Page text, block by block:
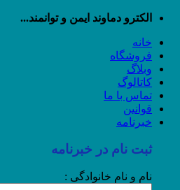
پرش
محتوا
الکترو دماوند ایمن و توانمند...
خانه
فروشگاه
وبلاگ
کاتالوگ
تماس با ما
قوانین
خبرنامه
ثبت نام در خبرنامه
نام و نام خانوادگی :